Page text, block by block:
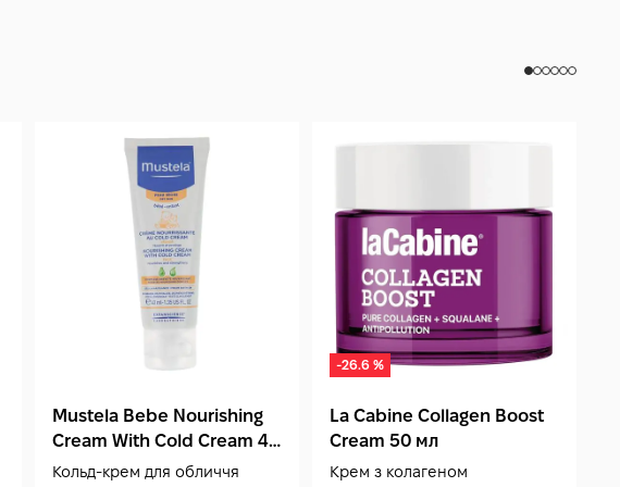
Mustela Bebe Nourishing
Cream With Cold Cream 40
мл
Кольд-крем для обличчя
-26.6 %
La Cabine Collagen Boost
Cream 50 мл
Крем з колагеном